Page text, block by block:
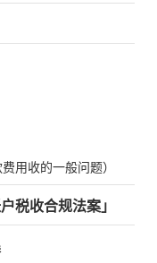
用收的一般问题）
税收合规法案」